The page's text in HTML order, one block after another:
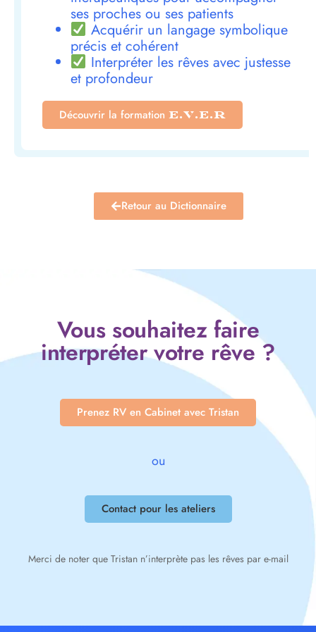
ses proches ou ses patients
Acquérir un langage symbolique
précis et cohérent
Interpréter les rêves avec justesse
et profondeur
Découvrir la formation E.V.E.R
Retour au Dictionnaire
Vous souhaitez faire
interpréter votre rêve ?
Prenez RV en Cabinet avec Tristan
ou
Contact pour les ateliers
Merci de noter que Tristan n’interprète pas les rêves par e-mail